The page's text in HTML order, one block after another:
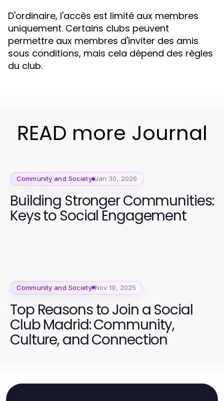
D'ordinaire, l'accès est limité aux membres
uniquement. Certains clubs peuvent
permettre aux membres d'inviter des amis
sous conditions, mais cela dépend des règles
du club.
READ more Journal
Community and Society Jan 30, 2026
Building Stronger Communities:
Keys to Social Engagement
Community and Society Nov 19, 2025
Top Reasons to Join a Social
Club Madrid: Community,
Culture, and Connection